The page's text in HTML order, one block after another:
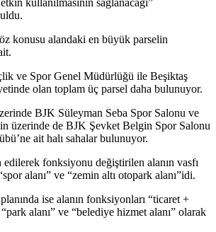
konusu alandaki en büyük parselin
ve Spor Genel Müdürlüğü ile Beşiktaş
olan toplam üç parsel daha bulunuyor.
BJK Süleyman Seba Spor Salonu ve
üzerinde de BJK Şevket Belgin Spor Salonu
ait halı sahalar bulunuyor.
edilerek fonksiyonu değiştirilen alanın vasfı
alanı” ve “zemin altı otopark alanı”idi.
ise alanın fonksiyonları “ticaret +
alanı” ve “belediye hizmet alanı” olarak